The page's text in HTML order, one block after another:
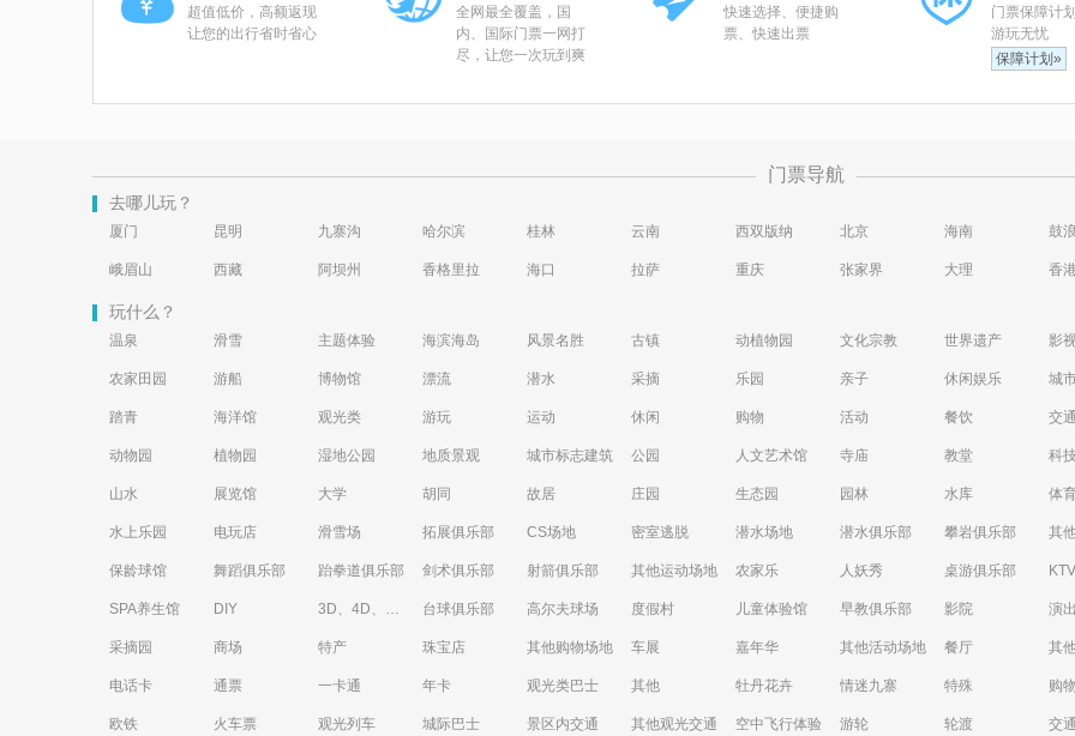
超值低价，高额返现
让您的出行省时省心
全网最全覆盖，国
内、国际门票一网打
尽，让您一次玩到爽
快速选择、便捷购
票、快速出票
门票保障计
游玩无忧
保障计划»
门票导航
去哪儿玩？
厦门 昆明 九寨沟 哈尔滨 桂林 云南 西双版纳 北京 海南 鼓
峨眉山 西藏 阿坝州 香格里拉 海口 拉萨 重庆 张家界 大理 香
玩什么？
温泉 滑雪 主题体验 海滨海岛 风景名胜 古镇 动植物园 文化宗教 世界遗产 影
农家田园 游船 博物馆 漂流 潜水 采摘 乐园 亲子 休闲娱乐 城
踏青 海洋馆 观光类 游玩 运动 休闲 购物 活动 餐饮 交通
动物园 植物园 湿地公园 地质景观 城市标志建筑 公园 人文艺术馆 寺庙 教堂 科
山水 展览馆 大学 胡同 故居 庄园 生态园 园林 水库 体
水上乐园 电玩店 滑雪场 拓展俱乐部 CS场地 密室逃脱 潜水场地 潜水俱乐部 攀岩俱乐部 其
保龄球馆 舞蹈俱乐部 跆拳道俱乐部 剑术俱乐部 射箭俱乐部 其他运动场地 农家乐 人妖秀 桌游俱乐部 KTV
SPA养生馆 DIY 3D、4D、5D艺术体验馆 台球俱乐部 高尔夫球场 度假村 儿童体验馆 早教俱乐部 影院 演
采摘园 商场 特产 珠宝店 其他购物场地 车展 嘉年华 其他活动场地 餐厅 其
电话卡 通票 一卡通 年卡 观光类巴士 其他 牡丹花卉 情迷九寨 特殊 购
欧铁 火车票 观光列车 城际巴士 景区内交通 其他观光交通 空中飞行体验 游轮 轮渡 交